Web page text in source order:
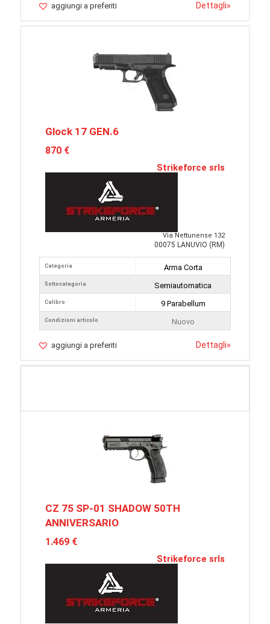
aggiungi a preferiti Dettagli»
Glock 17 GEN.6
870 €
Strikeforce srls
Via Nettunense 132
00075 LANUVIO (RM)
Categoria
Sottocategoria
Calibro
Condizioni articolo
Arma Corta
Semiautomatica
9 Parabellum
Nuovo
aggiungi a preferiti Dettagli»
CZ 75 SP-01 SHADOW 50TH
ANNIVERSARIO
1.469 €
Strikeforce srls